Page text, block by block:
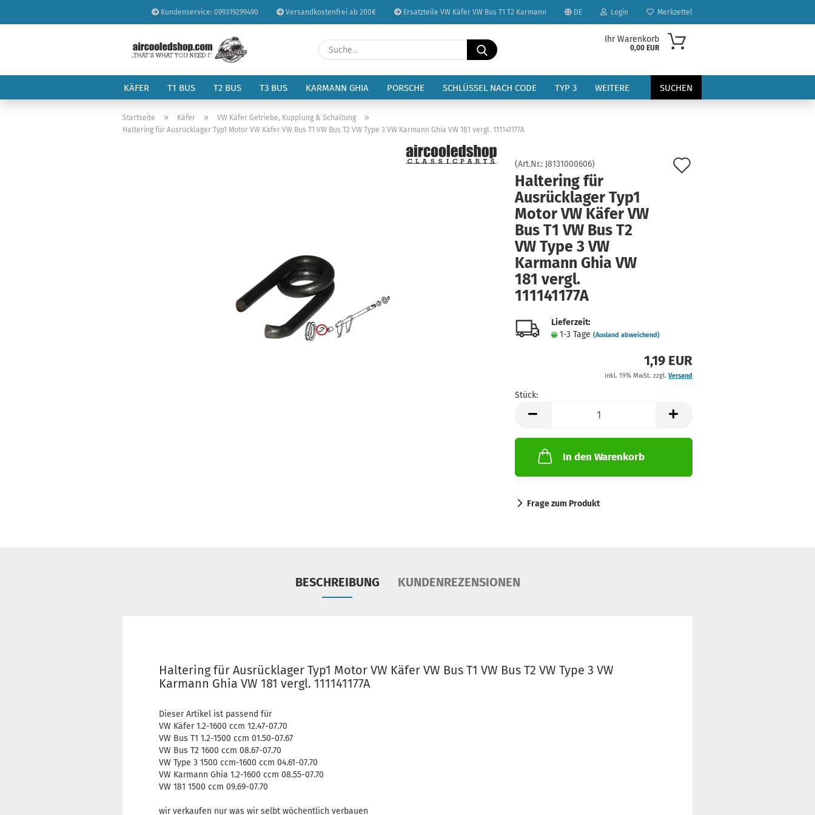
Kundenservice: 099319299490 Versandkostenfrei ab 200€ Ersatzteile VW Käfer VW Bus T1 T2 Karmann DE
Sprache auswählen
Lieferland
Login
Konto erstellen
Passwort vergessen?
Merkzettel
Suche...
Ihr Warenkorb
0,00 EUR
KÄFER T1 BUS T2 BUS T3 BUS KARMANN GHIA PORSCHE SCHLÜSSEL NACH CODE TYP 3 SUCHEN
WEITERE
Startseite » Käfer » VW Käfer Getriebe, Kupplung & Schaltung »
Haltering für Ausrücklager Typ1 Motor VW Käfer VW Bus T1 VW Bus T2 VW Type 3 VW Karmann Ghia VW 181 vergl. 111141177A
(Art.Nr.: J8131000606)
Haltering für
Ausrücklager Typ1
Motor VW Käfer VW
Bus T1 VW Bus T2
VW Type 3 VW
Karmann Ghia VW
181 vergl.
111141177A
Lieferzeit:
1-3 Tage (Ausland abweichend)
1,19 EUR
inkl. 19% MwSt. zzgl. Versand
Stück:
Stück
In den Warenkorb
Frage zum Produkt
BESCHREIBUNG KUNDENREZENSIONEN
Haltering für Ausrücklager Typ1 Motor VW Käfer VW Bus T1 VW Bus T2 VW Type 3 VW
Karmann Ghia VW 181 vergl. 111141177A
Dieser Artikel ist passend für
VW Käfer 1.2-1600 ccm 12.47-07.70
VW Bus T1 1.2-1500 ccm 01.50-07.67
VW Bus T2 1600 ccm 08.67-07.70
VW Type 3 1500 ccm-1600 ccm 04.61-07.70
VW Karmann Ghia 1.2-1600 ccm 08.55-07.70
VW 181 1500 ccm 09.69-07.70
wir verkaufen nur was wir selbt wöchentlich verbauen